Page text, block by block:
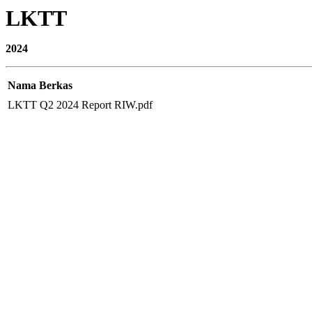
LKTT
2024
Nama Berkas
LKTT Q2 2024 Report RIW.pdf